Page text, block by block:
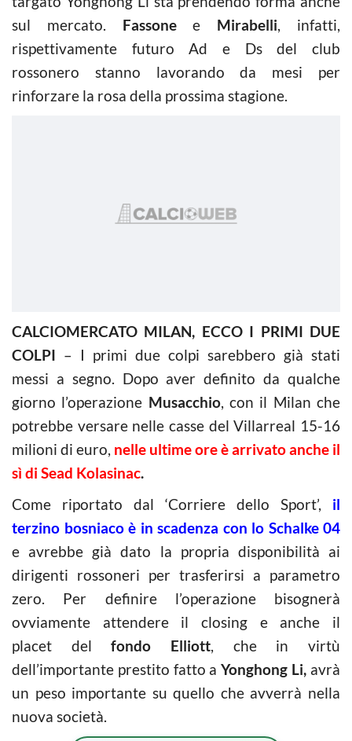
sul mercato. Fassonee Mirabelli, infatti,
rispettivamente futuro Ad e Ds del club
rossonero stanno lavorando da mesi per
rinforzare la rosa della prossima stagione.
CALCIOMERCATO MILAN, ECCO I PRIMI DUE
COLPI – I primi due colpi sarebbero già stati
messi a segno. Dopo aver definito da qualche
giorno l’operazione Musacchio, con il Milan che
potrebbe versare nelle casse del Villarreal 15-16
milioni di euro, nelle ultime ore è arrivato anche il
sì di Sead Kolasinac.
Come riportato dal ‘Corriere dello Sport’, il
terzino bosniaco è in scadenza con lo Schalke 04
e avrebbe già dato la propria disponibilità ai
dirigenti rossoneri per trasferirsi a parametro
zero. Per definire l’operazione bisognerà
ovviamente attendere il closing e anche il
placet delfondo Elliott, che in virtù
dell’importante prestito fatto aYonghong Li, avrà
un peso importante su quello che avverrà nella
nuova società.